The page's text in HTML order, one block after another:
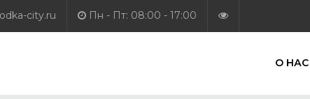
city.ru Пн - Пт: 08:00 - 17:00
О НАС